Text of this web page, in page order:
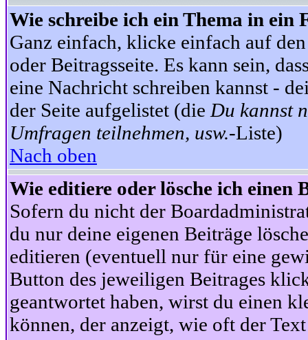
Wie schreibe ich ein Thema in ein
Ganz einfach, klicke einfach auf
oder Beitragsseite. Es kann sein,
eine Nachricht schreiben kannst -
der Seite aufgelistet (die Du kannst
Umfragen teilnehmen, usw.-Liste)
Nach oben
Wie editiere oder lösche ich einen
Sofern du nicht der
du nur deine eigenen Beiträge
editieren (eventuell nur für eine
Button des jeweiligen Beitrages
geantwortet haben, wirst du einen
können, der anzeigt, wie oft der